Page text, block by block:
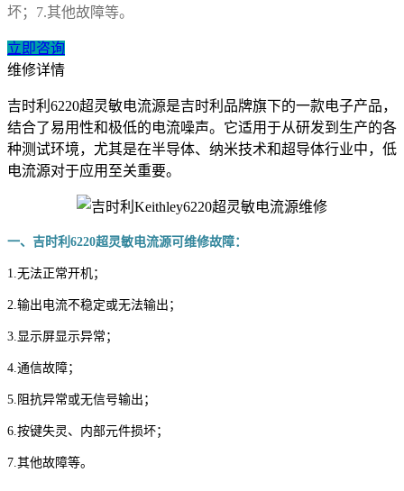
坏；7.其他故障等。
立即咨询
维修详情
吉时利6220超灵敏电流源是吉时利品牌旗下的一款电子产品，
结合了易用性和极低的电流噪声。它适用于从研发到生产的各
种测试环境，尤其是在半导体、纳米技术和超导体行业中，低
电流源对于应用至关重要。
一、吉时利6220超灵敏电流源可维修故障：
1.无法正常开机；
2.输出电流不稳定或无法输出；
3.显示屏显示异常；
4.通信故障；
5.阻抗异常或无信号输出；
6.按键失灵、内部元件损坏；
7.其他故障等。